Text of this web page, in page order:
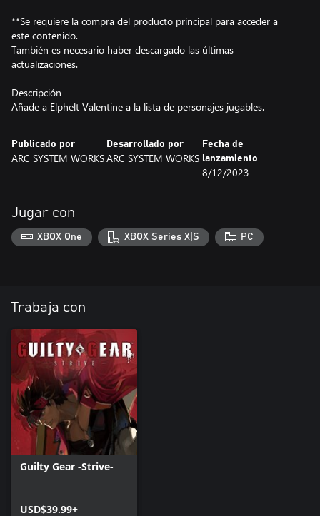
**Se requiere la compra del producto principal para acceder a
este contenido.
También es necesario haber descargado las últimas
actualizaciones.
Descripción
Añade a Elphelt Valentine a la lista de personajes jugables.
Publicado por
ARC SYSTEM WORKS
Desarrollado por
ARC SYSTEM WORKS
Fecha de
lanzamiento
8/12/2023
Jugar con
XBOX One XBOX Series X|S PC
Trabaja con
Guilty Gear -Strive-
USD$39.99+